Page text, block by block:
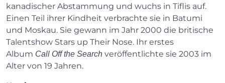
kanadischer Abstammung und wuchs in Tiflis auf.
Einen Teil ihrer Kindheit verbrachte sie in Batumi
und Moskau. Sie gewann im Jahr 2000 die britische
Talentshow Stars up Their Nose. Ihr erstes
Album Call Off the Search veröffentlichte sie 2003 im
Alter von 19 Jahren.